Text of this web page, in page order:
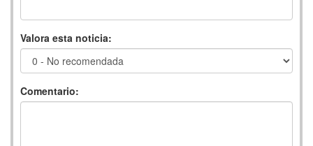
Valora esta noticia:
Comentario: